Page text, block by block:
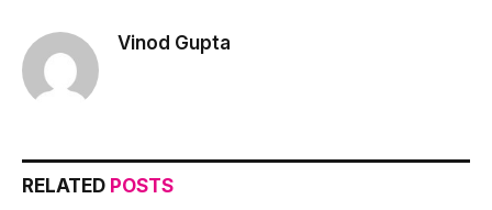
Vinod Gupta
RELATED POSTS